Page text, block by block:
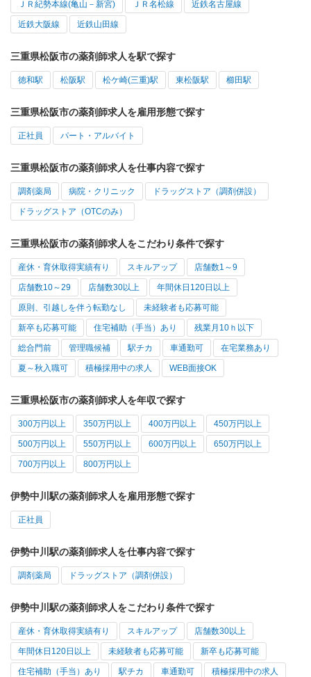
ＪＲ紀勢本線(亀山－新宮) ＪＲ名松線 近鉄名古屋線
近鉄大阪線 近鉄山田線
三重県松阪市の薬剤師求人を駅で探す
徳和駅 松阪駅 松ケ崎(三重)駅 東松阪駅 櫛田駅
三重県松阪市の薬剤師求人を雇用形態で探す
正社員 パート・アルバイト
三重県松阪市の薬剤師求人を仕事内容で探す
調剤薬局 病院・クリニック ドラッグストア（調剤併設）
ドラッグストア（OTCのみ）
三重県松阪市の薬剤師求人をこだわり条件で探す
産休・育休取得実績有り スキルアップ 店舗数1～9
店舗数10～29 店舗数30以上 年間休日120日以上
原則、引越しを伴う転勤なし 未経験者も応募可能
新卒も応募可能 住宅補助（手当）あり 残業月10ｈ以下
総合門前 管理職候補 駅チカ 車通勤可 在宅業務あり
夏～秋入職可 積極採用中の求人 WEB面接OK
三重県松阪市の薬剤師求人を年収で探す
300万円以上 350万円以上 400万円以上 450万円以上
500万円以上 550万円以上 600万円以上 650万円以上
700万円以上 800万円以上
伊勢中川駅の薬剤師求人を雇用形態で探す
正社員
伊勢中川駅の薬剤師求人を仕事内容で探す
調剤薬局 ドラッグストア（調剤併設）
伊勢中川駅の薬剤師求人をこだわり条件で探す
産休・育休取得実績有り スキルアップ 店舗数30以上
年間休日120日以上 未経験者も応募可能 新卒も応募可能
住宅補助（手当）あり 駅チカ 車通勤可 積極採用中の求人